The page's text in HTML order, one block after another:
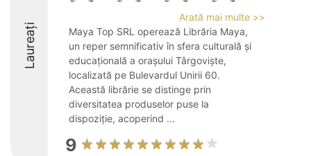
Laureați
Arată mai multe >>
Maya Top SRL operează Librăria Maya,
un reper semnificativ în sfera culturală și
educațională a orașului Târgoviște,
localizată pe Bulevardul Unirii 60.
Această librărie se distinge prin
diversitatea produselor puse la
dispoziție, acoperind ...
9